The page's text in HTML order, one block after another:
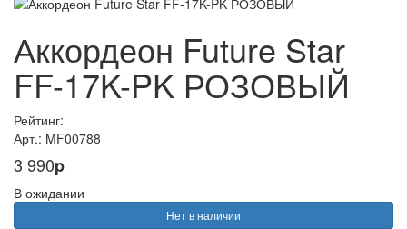
Аккордеон Future Star
FF-17K-PK РОЗОВЫЙ
Рейтинг:
Арт.: MF00788
3 990p
В ожидании
Нет в наличии